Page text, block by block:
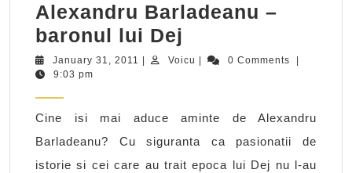
Alexandru Barladeanu –
baronul lui Dej
Barladeanu
lui
Dej
January 31, 2011 JanuaryVoicu Voicu 0 Comments
9:03 pm
Cine isi mai aduce aminte de Alexandru
Barladeanu? Cu siguranta ca pasionatii de
istorie si cei care au trait epoca lui Dej nu l-au